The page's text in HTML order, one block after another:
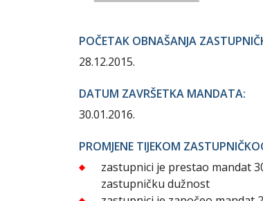
POČETAK OBNAŠANJA
28.12.2015.
DATUM ZAVRŠETKA MANDATA:
30.01.2016.
PROMJENE TIJEKOM
zastupnici je prestao mandat
zastupničku dužnost